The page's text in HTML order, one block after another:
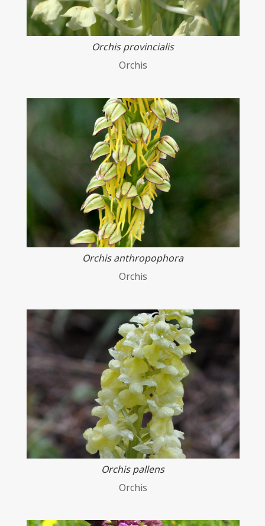
Orchis provincialis
Orchis
Orchis anthropophora
Orchis
Orchis pallens
Orchis